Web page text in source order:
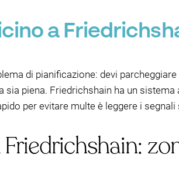
a
di pianificazione: devi
piena. Friedrichshain ha un
per evitare multe è leggere i